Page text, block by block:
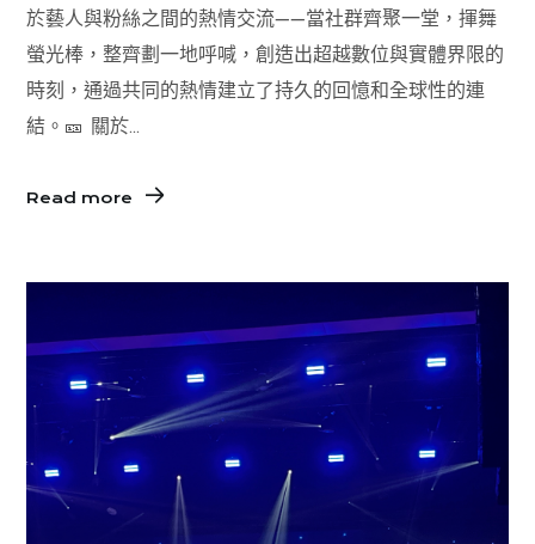
於藝人與粉絲之間的熱情交流——當社群齊聚一堂，揮舞
螢光棒，整齊劃一地呼喊，創造出超越數位與實體界限的
時刻，通過共同的熱情建立了持久的回憶和全球性的連
結。​​ 🎫 關於...
Read more